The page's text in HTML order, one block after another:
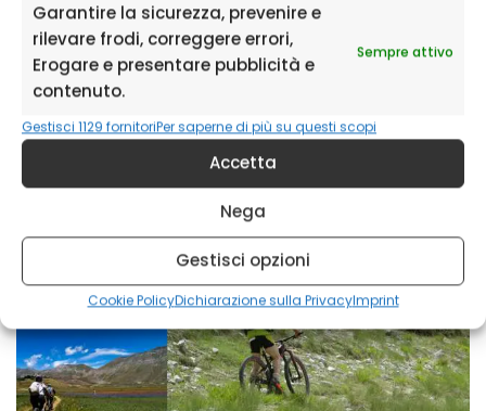
Garantire la sicurezza, prevenire e
rilevare frodi, correggere errori,
Erogare e presentare pubblicità e
contenuto.
Sempre attivo
Gestisci 1129 fornitoriPer saperne di più su questi scopi
Accetta
Nega
Gestisci opzioni
Cookie PolicyDichiarazione sulla PrivacyImprint
Le gole dell’Infernaccio
Grande Anello dei Sibillini (bike)
Rifugio Argentella
Le cime del Redentore